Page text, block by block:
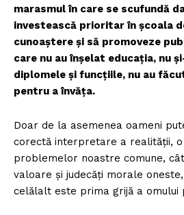
marasmul în care se scufundă
investească prioritar în școala
cunoaștere și să promoveze
care nu au înșelat educația, nu
diplomele și funcțiile, nu au
pentru a învăța.
Doar de la asemenea oameni
corectă interpretare a realității, o
problemelor noastre comune,
valoare și judecăți morale
celălalt este prima grijă a omului